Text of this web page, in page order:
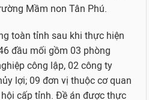
Mầm non Tân Phú.
toàn tỉnh sau khi thực hiện
đầu mối gồm 03 phòng
công lập, 02 công ty
lợi; 09 đơn vị thuộc cơ quan
cấp tỉnh. Đề án được thực